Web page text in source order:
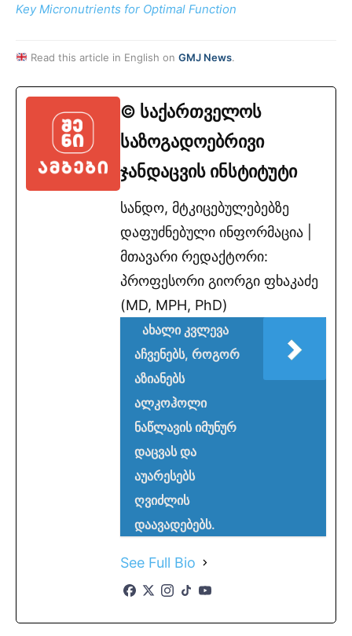
Key Micronutrients for Optimal Function
Read this article in English on GMJ News.
© საქართველოს
საზოგადოებრივი
ჯანდაცვის ინსტიტუტი
სანდო, მტკიცებულებებზე
დაფუძნებული ინფორმაცია |
მთავარი რედაქტორი:
პროფესორი გიორგი ფხაკაძე
(MD, MPH, PhD)
ახალი კვლევა
აჩვენებს, როგორ
აზიანებს
ალკოჰოლი
ნაწლავის იმუნურ
დაცვას და
აუარესებს
ღვიძლის
დაავადებებს.
See Full Bio